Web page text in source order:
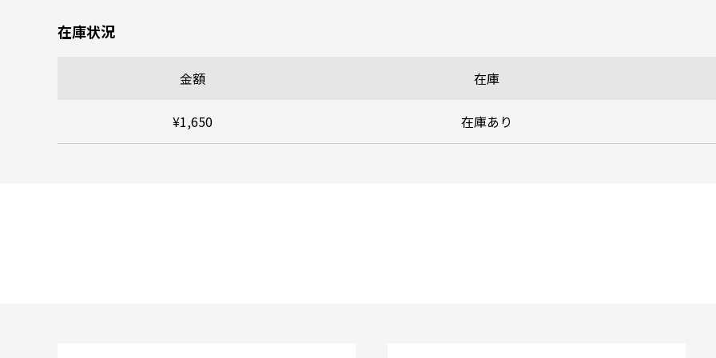
在庫状況
金額 在庫
¥1,650 在庫あり